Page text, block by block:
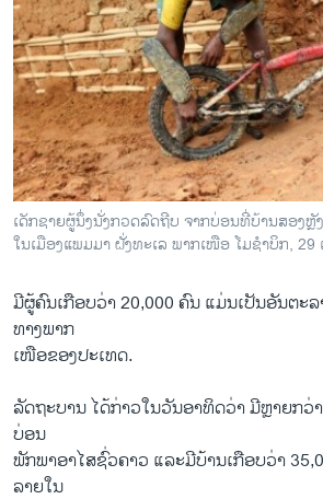
ເດັກຊາຍຜູ້ນຶ່ງນັ່ງກວດລົດຖີບ ຈາກບ່ອນທີ່ບ້ານສອງ
ໃນເມືອງແພມມາ ຝັ່ງທະເລ ພາກເໜືອ ໂມຊຳບິກ, 29
ມີ​ຜູ້​ຄົນເກືອບ​ວ່າ 20,000 ຄົນ ແມ່ນ​ເປັນອັນຕະ​
ທາງ​ພາກ
​ເໜືອຂອງ​ປະ​ເທດ.
ລັດ​ຖະ​ບານ ໄດ້​ກ່າວ​ໃນ​ວັນ​ອາ​ທິດ​ວ່າ ມີ​ຫຼາຍກວ່
ບ່ອນ
ພັກ​ພາອາ​ໄສ​ຊົ່ວ​ຄາວ ແລະ​ມີ​ບ້ານເກືອບ​ວ່າ
ລາຍ​ໃນ